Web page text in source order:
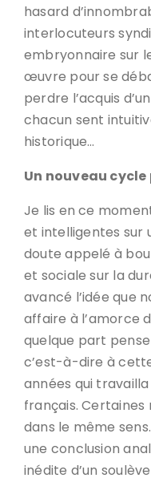
hasard
interlocuteurs
embryonnaire sur
œuvre pour se
perdre l’acquis
chacun sent
historique…
Un nouveau
Je lis en ce
et intelligentes sur
doute appelé à
et sociale sur la
avancé l’idée que
affaire à l’amorce
quelque part
c’est-à-dire à
années qui
français.
dans le même
une conclusion
inédite d’un